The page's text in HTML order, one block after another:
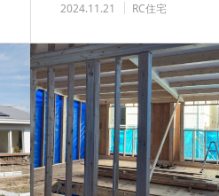
2024.11.21 RC住宅